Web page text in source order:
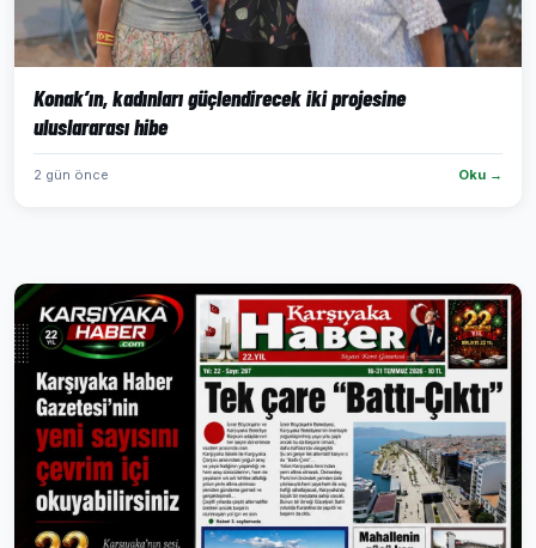
Konak’ın, kadınları güçlendirecek iki projesine
uluslararası hibe
2 gün önce Oku →